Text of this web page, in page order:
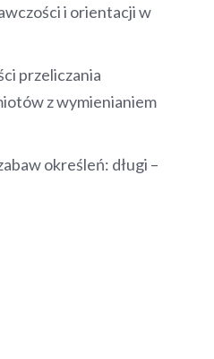
i orientacji w
przeliczania
z wymienianiem
określeń: długi –